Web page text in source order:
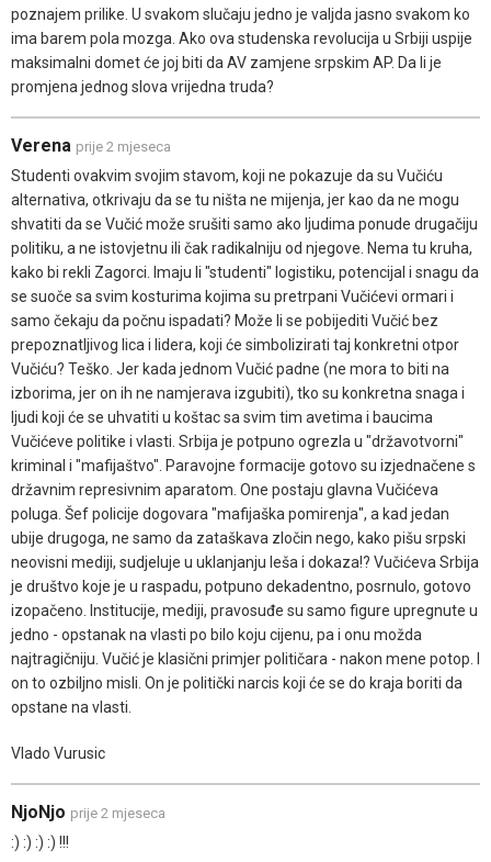
poznajem prilike. U svakom slučaju jedno je valjda jasno svakom ko
ima barem pola mozga. Ako ova studenska revolucija u Srbiji uspije
maksimalni domet će joj biti da AV zamjene srpskim AP. Da li je
promjena jednog slova vrijedna truda?
Verena prije 2 mjeseca
Studenti ovakvim svojim stavom, koji ne pokazuje da su Vučiću
alternativa, otkrivaju da se tu ništa ne mijenja, jer kao da ne mogu
shvatiti da se Vučić može srušiti samo ako ljudima ponude drugačiju
politiku, a ne istovjetnu ili čak radikalniju od njegove. Nema tu kruha,
kako bi rekli Zagorci. Imaju li "studenti" logistiku, potencijal i snagu da
se suoče sa svim kosturima kojima su pretrpani Vučićevi ormari i
samo čekaju da počnu ispadati? Može li se pobijediti Vučić bez
prepoznatljivog lica i lidera, koji će simbolizirati taj konkretni otpor
Vučiću? Teško. Jer kada jednom Vučić padne (ne mora to biti na
izborima, jer on ih ne namjerava izgubiti), tko su konkretna snaga i
ljudi koji će se uhvatiti u koštac sa svim tim avetima i baucima
Vučićeve politike i vlasti. Srbija je potpuno ogrezla u "državotvorni"
kriminal i "mafijaštvo". Paravojne formacije gotovo su izjednačene s
državnim represivnim aparatom. One postaju glavna Vučićeva
poluga. Šef policije dogovara "mafijaška pomirenja", a kad jedan
ubije drugoga, ne samo da zataškava zločin nego, kako pišu srpski
neovisni mediji, sudjeluje u uklanjanju leša i dokaza!? Vučićeva Srbija
je društvo koje je u raspadu, potpuno dekadentno, posrnulo, gotovo
izopačeno. Institucije, mediji, pravosuđe su samo figure upregnute u
jedno - opstanak na vlasti po bilo koju cijenu, pa i onu možda
najtragičniju. Vučić je klasični primjer političara - nakon mene potop. I
on to ozbiljno misli. On je politički narcis koji će se do kraja boriti da
opstane na vlasti.
Vlado Vurusic
NjoNjo prije 2 mjeseca
:) :) :) :) !!!